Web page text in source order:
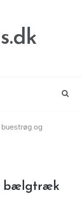
buestrøg og
bælgtræk